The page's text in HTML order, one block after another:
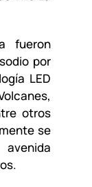
fueron
por
LED
otros
se